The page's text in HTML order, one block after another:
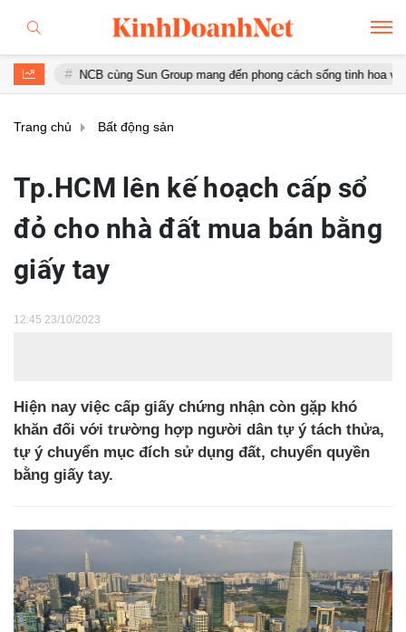
NCB cùng Sun Group mang đến phong cách sống tinh hoa với đặc
Trang chủ Bất động sản
Tp.HCM lên kế hoạch cấp sổ
đỏ cho nhà đất mua bán bằng
giấy tay
12:45 23/10/2023
Hiện nay việc cấp giấy chứng nhận còn gặp khó
khăn đối với trường hợp người dân tự ý tách thửa,
tự ý chuyển mục đích sử dụng đất, chuyển quyền
bằng giấy tay.